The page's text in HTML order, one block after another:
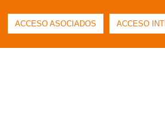
ACCESO ASOCIADOS ACCESO